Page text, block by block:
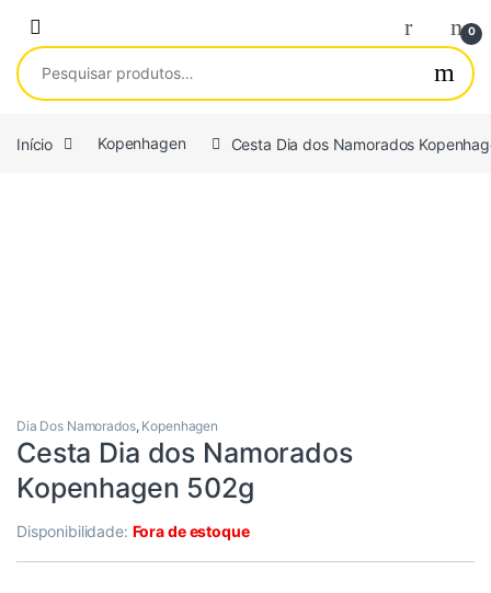
0
Pesquisar por:
Início Kopenhagen Cesta Dia dos Namorados
Dia Dos Namorados, Kopenhagen
Cesta Dia dos Namorados
Kopenhagen 502g
Disponibilidade: Fora de estoque